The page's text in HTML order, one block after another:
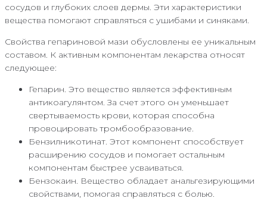
сосудов и глубоких слоев дермы. Эти характеристики
вещества помогают справляться с ушибами и синяками.
Свойства гепариновой мази обусловлены ее уникальным
составом. К активным компонентам лекарства относят
следующее:
Гепарин. Это вещество является эффективным
антикоагулянтом. За счет этого он уменьшает
свертываемость крови, которая способна
провоцировать тромбообразование.
Бензилникотинат. Этот компонент способствует
расширению сосудов и помогает остальным
компонентам быстрее усваиваться.
Бензокаин. Вещество обладает анальгезирующими
свойствами, помогая справляться с болью.